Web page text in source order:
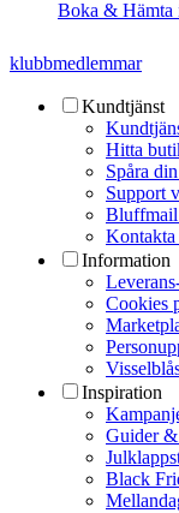
Boka & Hämta
klubbmedlemmar
Kundtjänst
Hitta
Spåra
Support
Bluffmail
Kontakta
Information
Cookies
Inspiration
Guider
Black